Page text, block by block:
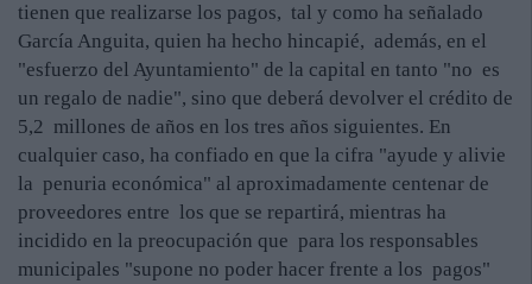
tienen que realizarse los pagos, tal y como ha señalado
García Anguita, quien ha hecho hincapié, además, en el
"esfuerzo del Ayuntamiento" de la capital en tanto "no es
un regalo de nadie", sino que deberá devolver el crédito de
5,2 millones de años en los tres años siguientes. En
cualquier caso, ha confiado en que la cifra "ayude y alivie
la penuria económica" al aproximadamente centenar de
proveedores entre los que se repartirá, mientras ha
incidido en la preocupación que para los responsables
municipales "supone no poder hacer frente a los pagos"